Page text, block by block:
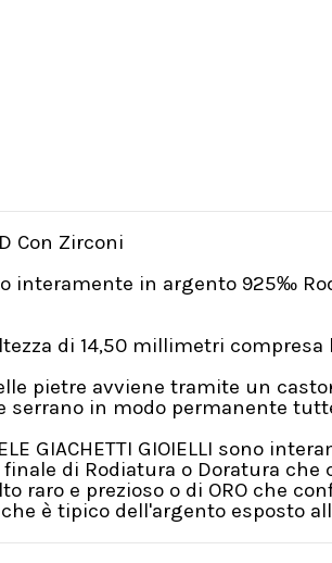
Con Zirconi
interamente in argento 925‰
di 14,50 millimetri
pietre avviene tramite un
serrano in modo permanente
GIACHETTI GIOIELLI
di Rodiatura o Doratura
raro e prezioso o di ORO che
è tipico dell'argento esposto